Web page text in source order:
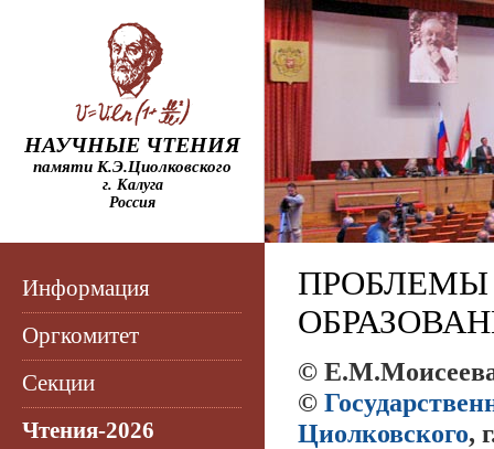
НАУЧНЫЕ ЧТЕНИЯ
памяти К.Э.Циолковского
г. Калуга
Россия
Информация
Оргкомитет
Секции
Чтения-2026
ПРОБЛЕМЫ
©
©
Циолковского,